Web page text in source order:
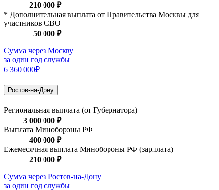
210 000 ₽
* Дополнительная выплата от Правительства Москвы для
участников СВО
50 000 ₽
Сумма через Москву
за один год службы
6 360 000₽
Ростов-на-Дону
Региональная выплата (от Губернатора)
3 000 000 ₽
Выплата Минобороны РФ
400 000 ₽
Ежемесячная выплата Минобороны РФ (зарплата)
210 000 ₽
Сумма через Ростов-на-Дону
за один год службы